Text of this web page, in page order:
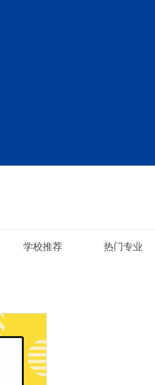
学校推荐 热门专业